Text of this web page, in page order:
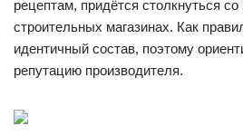
рецептам, придётся столкнуться
строительных магазинах. Как
идентичный состав, поэтому
репутацию производителя.